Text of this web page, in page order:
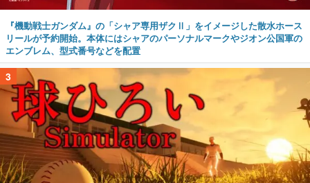
『機動戦士ガンダム』の「シャア専用ザクⅡ」をイメージした散水ホース
リールが予約開始。本体にはシャアのパーソナルマークやジオン公国軍の
エンブレム、型式番号などを配置
3